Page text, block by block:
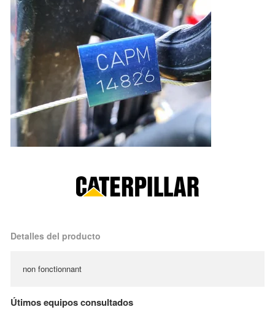
Detalles del producto
non fonctionnant
Útimos equipos consultados